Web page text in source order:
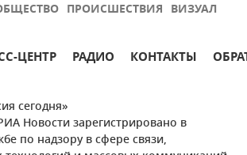
ПРОИСШЕСТВИЯ ВИЗУАЛ
ЦЕНТР РАДИО КОНТАКТЫ
сегодня»
Новости зарегистрировано в
по надзору в сфере связи,